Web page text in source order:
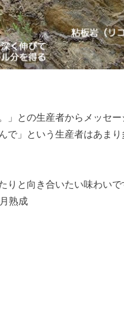
」との生産者からメッセー
で」という生産者はあま
と向き合いたい味わいで
熟成